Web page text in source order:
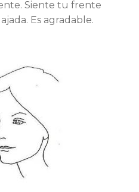
Siente tu frente
Es agradable.